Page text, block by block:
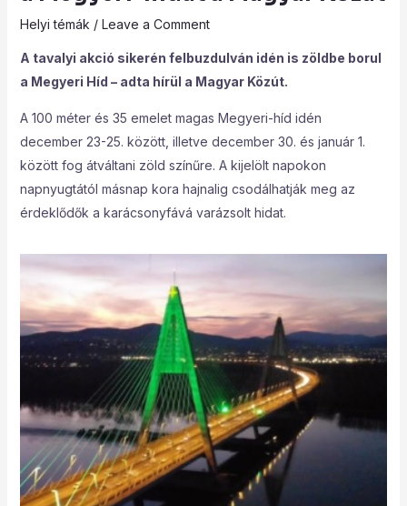
Helyi témák / Leave a Comment
A tavalyi akció sikerén felbuzdulván idén is zöldbe borul
a Megyeri Híd – adta hírül a Magyar Közút.
A 100 méter és 35 emelet magas Megyeri-híd idén
december 23-25. között, illetve december 30. és január 1.
között fog átváltani zöld színűre. A kijelölt napokon
napnyugtától másnap kora hajnalig csodálhatják meg az
érdeklődők a karácsonyfává varázsolt hidat.